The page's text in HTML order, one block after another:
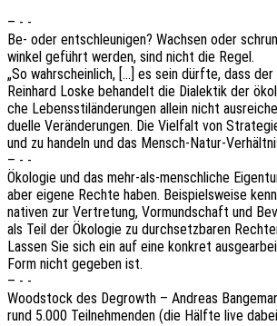
– - -
Be- oder entschleu­ni­gen? Wach­sen oder
win­kel geführt werden, sind nicht die Regel.
„So wahr­schein­lich, […] es sein dürfte, dass
Rein­hard Loske behan­delt die Dialek­tik der
che Lebens­sti­län­de­run­gen allein nicht
du­el­le Verän­de­run­gen. Die Viel­falt von
und zu handeln und das Mensch-Natur-
– - -
Ökolo­gie und das mehr-als-mensch­li­che
aber eigene Rechte haben. Beispiels­wei­se
na­ti­ven zur Vertre­tung, Vormund­schaft und
als Teil der Ökolo­gie zu durch­setz­ba­ren
Lassen Sie sich ein auf eine konkret
Form nicht gege­ben ist.
– - -
Wood­stock des Degrowth – Andre­as
rund 5.000 Teil­neh­men­den (die Hälfte live